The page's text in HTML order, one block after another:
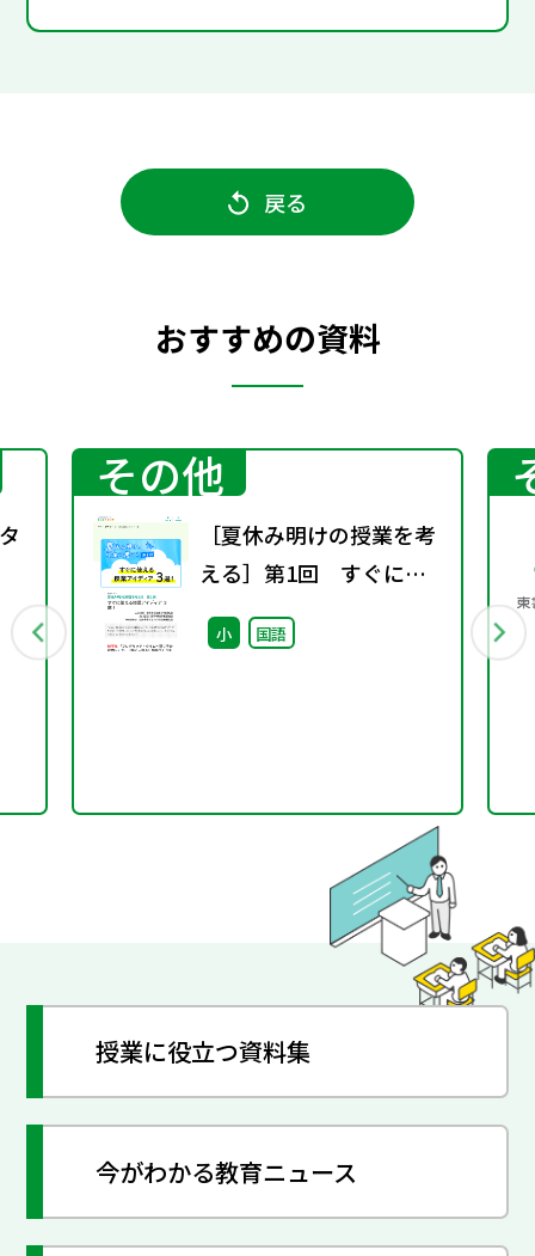
戻る
おすすめの資料
その他
［夏休み明けの授業を考
える］第1回 すぐに使
える授業アイディア 3
選！
小 国語
授業に役立つ資料集
今がわかる教育ニュース